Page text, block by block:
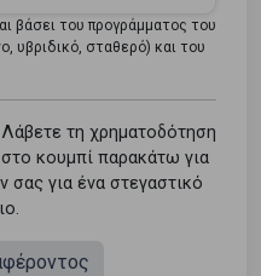
βάσει του προγράμματος του
υβριδικό, σταθερό) και του
Λάβετε τη χρηματοδότηση
κουμπί παρακάτω για
για ένα στεγαστικό